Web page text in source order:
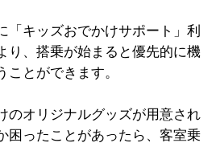
キッズおでかけサポート」利
り、搭乗が始まると優先的に機
ことができます。
オリジナルグッズが用意され
困ったことがあったら、客室乗